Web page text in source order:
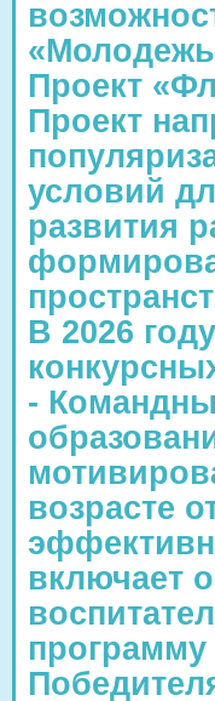
Проект
Проект
условий
развития
В 2026
-
возрасте
включает